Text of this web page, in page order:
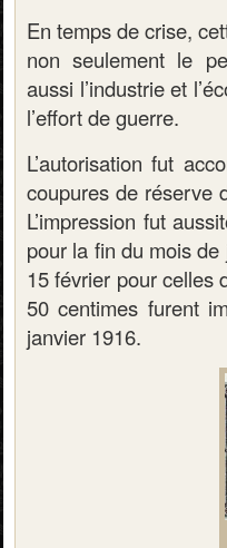
En temps de crise,
non seulement le
aussi l’industrie et
l’effort de guerre.
L’autorisation fut
coupures de réserve
L’impression fut
pour la fin du mois
15 février pour celles
50 centimes furent
janvier 1916.